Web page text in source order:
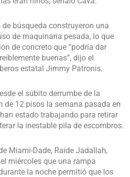
búsqueda construyeron una
de maquinaria pesada, lo que
de concreto que “podría dar
buenas”, dijo el
estatal Jimmy Patronis.
el súbito derrumbe de la
de 12 pisos la semana pasada en
estado trabajando para retirar
la inestable pila de escombros.
Miami-Dade, Raide Jadallah,
miércoles que una rampa
la noche permitió que los